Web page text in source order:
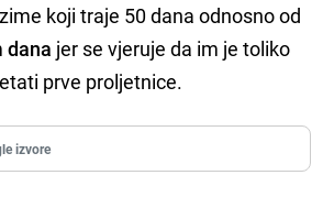
koji traje 50 dana odnosno od
dana jer se vjeruje da im je toliko
prve proljetnice.
izvore